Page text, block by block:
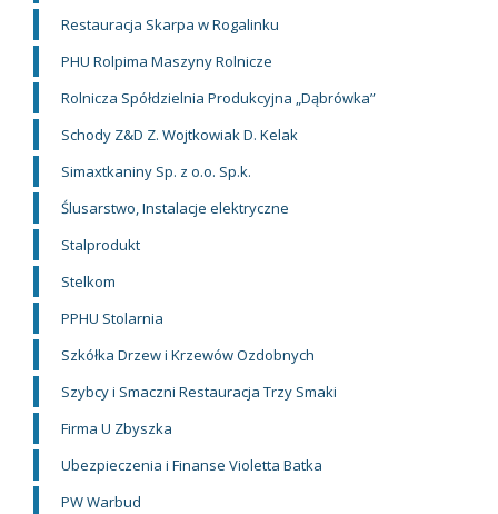
Restauracja Skarpa w Rogalinku
PHU Rolpima Maszyny Rolnicze
Rolnicza Spółdzielnia Produkcyjna „Dąbrówka”
Schody Z&D Z. Wojtkowiak D. Kelak
Simaxtkaniny Sp. z o.o. Sp.k.
Ślusarstwo, Instalacje elektryczne
Stalprodukt
Stelkom
PPHU Stolarnia
Szkółka Drzew i Krzewów Ozdobnych
Szybcy i Smaczni Restauracja Trzy Smaki
Firma U Zbyszka
Ubezpieczenia i Finanse Violetta Batka
PW Warbud